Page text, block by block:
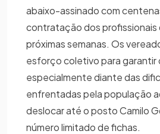
abaixo-assinado com
contratação dos profissionais
próximas semanas. Os
esforço coletivo para garantir
especialmente diante das
enfrentadas pela população
deslocar até o posto Camilo
número limitado de fichas.